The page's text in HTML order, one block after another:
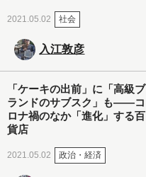
2021.05.02 社会
入江敦彦
「ケーキの出前」に「高級ブ
ランドのサブスク」も――コ
ロナ禍のなか「進化」する百
貨店
2021.05.02 政治・経済